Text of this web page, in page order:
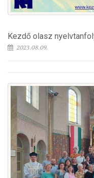
Kezdő olasz
2023.08.09.